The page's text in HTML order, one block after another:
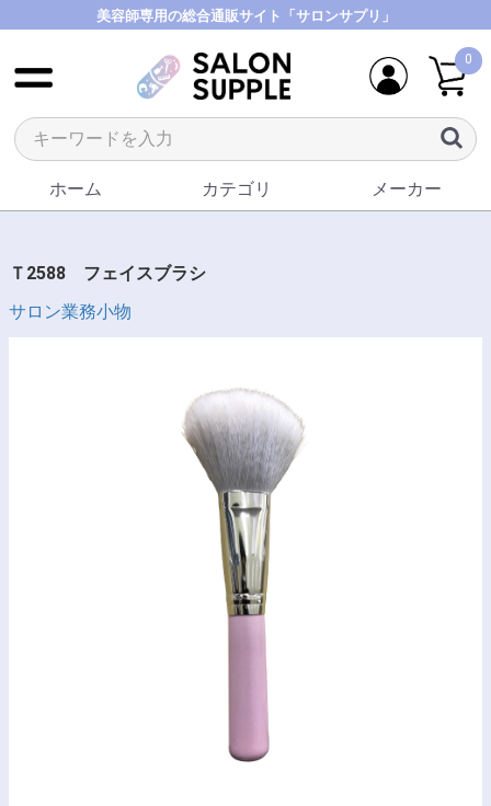
美容師専用の総合通販サイト「サロンサプリ」
0
ホーム カテゴリ メーカー
Ｔ2588 フェイスブラシ
サロン業務小物